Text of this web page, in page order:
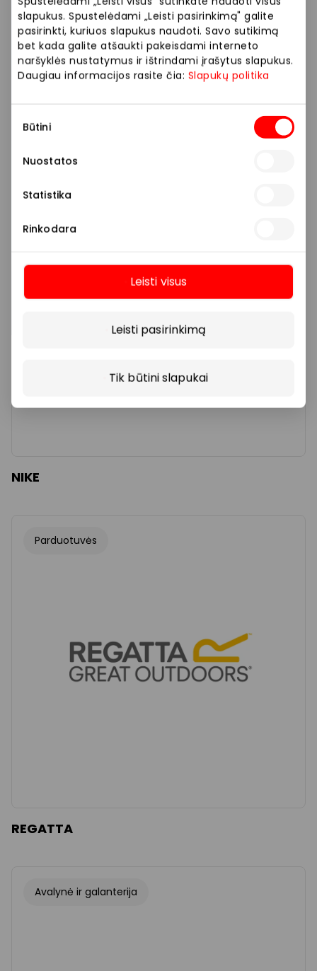
slapukus. Spustelėdami „Leisti pasirinkimą" galite
pasirinkti, kuriuos slapukus naudoti. Savo sutikimą
bet kada galite atšaukti pakeisdami interneto
naršyklės nustatymus ir ištrindami įrašytus slapukus.
Daugiau informacijos rasite čia: Slapukų politika
pasirinkimas
Būtini
Nuostatos
Statistika
Rinkodara
Leisti visus
Leisti pasirinkimą
Tik būtini slapukai
MRBICEPS
Avalynė ir galanterija
NIKE
Parduotuvės
REGATTA
Avalynė ir galanterija
Daugiau